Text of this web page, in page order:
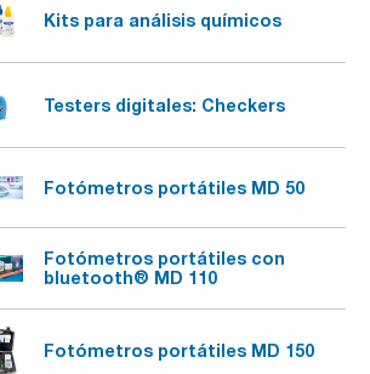
Kits para análisis químicos
Testers digitales: Checkers
Fotómetros portátiles MD 50
Fotómetros portátiles con
bluetooth® MD 110
Fotómetros portátiles MD 150